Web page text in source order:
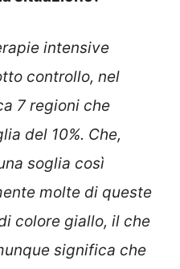
intensive
controllo, nel
7 regioni che
del 10%. Che,
soglia così
molte di queste
colore giallo, il che
significa che